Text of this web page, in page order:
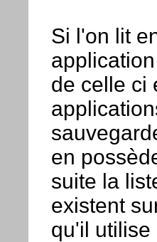
Si l'on lit
de celle ci
en
suite la
existent
qu'il utilise